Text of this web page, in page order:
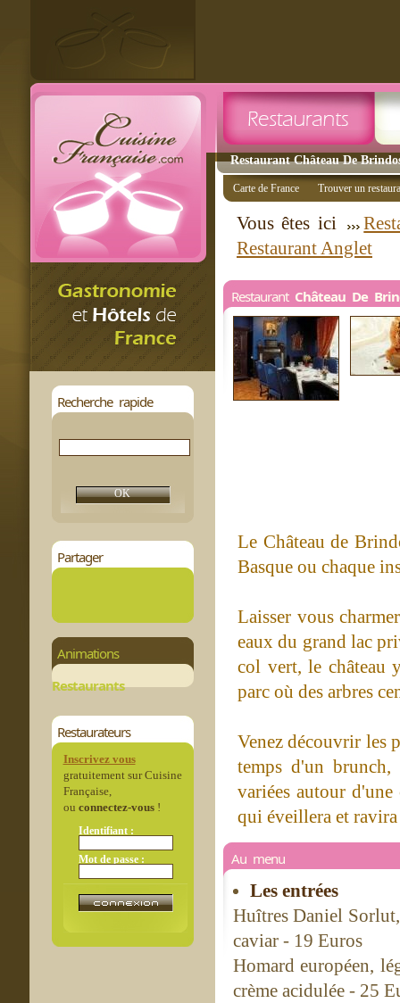
Restaurant Château De
Recherche rapide
Partager
Animations
Restaurants
Restaurateurs
Inscrivez vous
gratuitement sur Cuisine
Française,
ou connectez-vous!
Identifiant :
Mot de passe :
Carte de France Trouver un
Vous êtes ici
Restaurant Anglet
Restaurant Château De
Le Château de
Basque ou chaque
Laisser vous
eaux du grand lac
col vert, le château
parc où des arbres
Venez découvrir les
temps d'un
variées autour
qui éveillera et
Au menu
Les entrées
Huîtres Daniel
caviar - 19 Euros
Homard européen,
crème acidulée - 25